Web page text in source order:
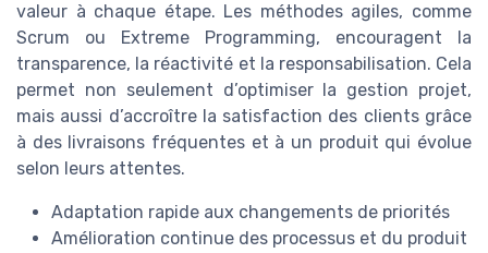
valeur à chaque étape. Les méthodes agiles, comme
Scrum ou Extreme Programming, encouragent la
transparence, la réactivité et la responsabilisation. Cela
permet non seulement d’optimiser la gestion projet,
mais aussi d’accroître la satisfaction des clients grâce
à des livraisons fréquentes et à un produit qui évolue
selon leurs attentes.
Adaptation rapide aux changements de priorités
Amélioration continue des processus et du produit